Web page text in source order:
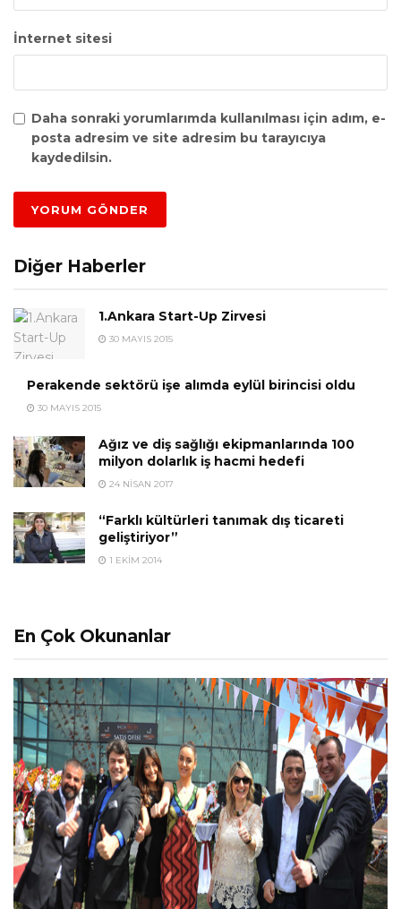
İnternet sitesi
Daha sonraki yorumlarımda kullanılması için adım, e-
posta adresim ve site adresim bu tarayıcıya
kaydedilsin.
Diğer Haberler
1.Ankara Start-Up Zirvesi
30 MAYIS 2015
Perakende sektörü işe alımda eylül birincisi oldu
30 MAYIS 2015
Ağız ve diş sağlığı ekipmanlarında 100
milyon dolarlık iş hacmi hedefi
24 NISAN 2017
“Farklı kültürleri tanımak dış ticareti
geliştiriyor”
1 EKIM 2014
En Çok Okunanlar